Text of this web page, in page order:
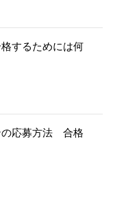
するためには何
の応募方法 合格